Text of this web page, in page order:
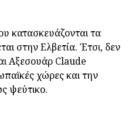
κατασκευάζονται τα
στην Ελβετία. Έτσι, δεν
Αξεσουάρ Claude
χώρες και την
ψεύτικο.